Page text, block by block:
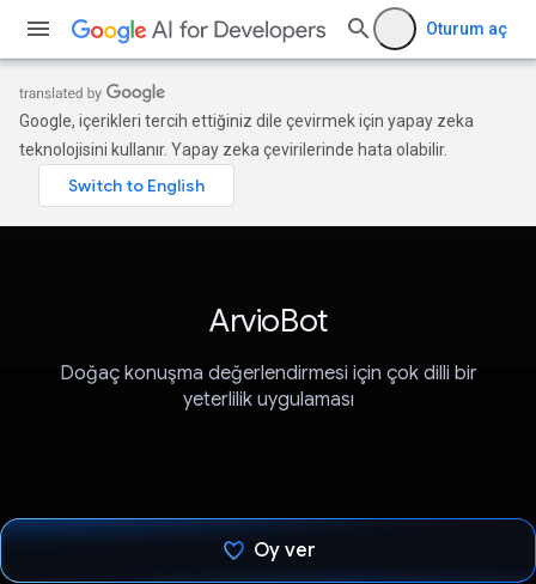
Oturum aç
Google, içerikleri tercih ettiğiniz dile çevirmek için yapay zeka
teknolojisini kullanır. Yapay zeka çevirilerinde hata olabilir.
ArvioBot
Doğaç konuşma değerlendirmesi için çok dilli bir
yeterlilik uygulaması
Oy ver